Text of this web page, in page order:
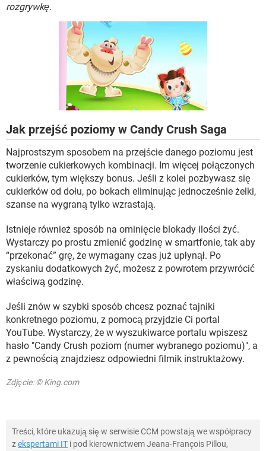
rozgrywkę.
Jak przejść poziomy w Candy Crush Saga
Najprostszym sposobem na przejście danego poziomu jest
tworzenie cukierkowych kombinacji. Im więcej połączonych
cukierków, tym większy bonus. Jeśli z kolei pozbywasz się
cukierków od dołu, po bokach eliminując jednocześnie żelki,
szanse na wygraną tylko wzrastają.
Istnieje również sposób na ominięcie blokady ilości żyć.
Wystarczy po prostu zmienić godzinę w smartfonie, tak aby
“przekonać” grę, że wymagany czas już upłynął. Po
zyskaniu dodatkowych żyć, możesz z powrotem przywrócić
właściwą godzinę.
Jeśli znów w szybki sposób chcesz poznać tajniki
konkretnego poziomu, z pomocą przyjdzie Ci portal
YouTube. Wystarczy, że w wyszukiwarce portalu wpiszesz
hasło "Candy Crush poziom (numer wybranego poziomu)", a
z pewnością znajdziesz odpowiedni filmik instruktażowy.
Zdjęcie: © King.com
Treści, które ukazują się w serwisie CCM powstają we współpracy
zekspertami IT i pod kierownictwem Jeana-François Pillou,